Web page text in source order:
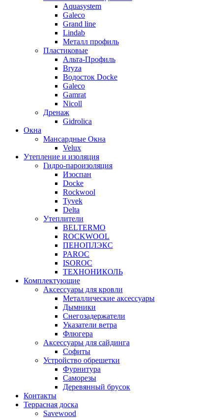
Aquasystem
Galeco
Grand line
Lindab
Металл профиль
Пластиковые
Альта-Профиль
Bryza
Водосток Docke
Galeco
Gamrat
Nicoll
Дренаж
Gidrolica
Окна
Мансардные Окна
Velux
Утепление и изоляция
Гидро-пароизоляция
Изоспан
Docke
Rockwool
Tyvek
Delta
Утеплители
BELTERMO
ROCKWOOL
ПЕНОПЛЭКС
PAROC
ISOROC
ТЕХНОНИКОЛЬ
Комплектующие
Аксессуары для кровли
Металлические аксессуары
Дымники
Снегозадержатели
Указатели ветра
Флюгера
Аксессуары для сайдинга
Софиты
Устройство обрешетки
Фурнитура
Саморезы
Деревянный брусок
Контакты
Террасная доска
Savewood